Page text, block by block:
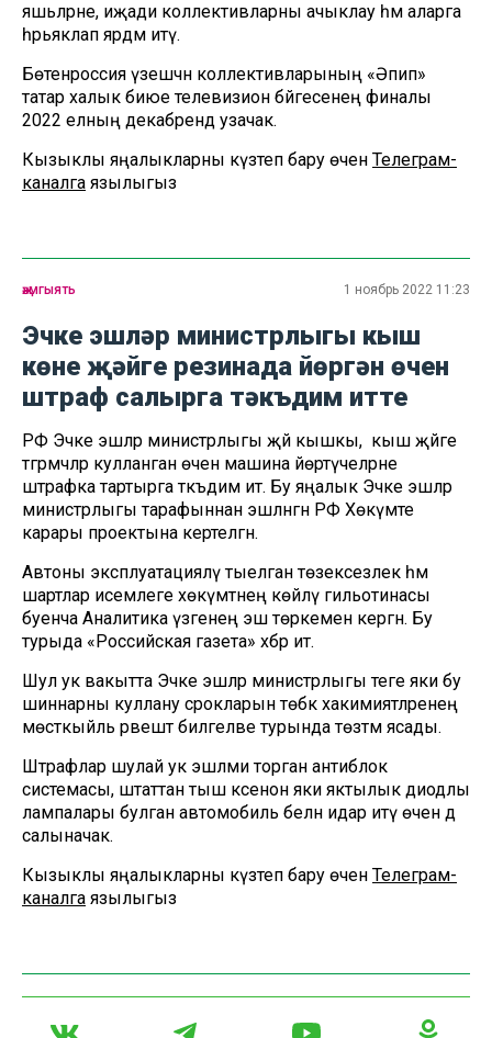
яшьләрне, иҗади коллективларны ачыклау һәм аларга
һәрьяклап ярдәм итү.
Бөтенроссия үзешчән коллективларының «Әпипә»
татар халык биюе телевизион бәйгесенең финалы
2022 елның декабрендә узачак.
Кызыклы яңалыкларны күзәтеп бару өчен Телеграм-
каналга язылыгыз
җәмгыять 1 ноябрь 2022 11:23
Эчке эшләр министрлыгы кыш
көне җәйге резинада йөргән өчен
штраф салырга тәкъдим итте
РФ Эчке эшләр министрлыгы җәй кышкы, ә кыш җәйге
тәгәрмәчләр кулланган өчен машина йөртүчеләрне
штрафка тартырга тәкъдим итә. Бу яңалык Эчке эшләр
министрлыгы тарафыннан эшләнгән РФ Хөкүмәте
карары проектына кертелгән.
Автоны эксплуатацияләү тыелган төзексезлек һәм
шартлар исемлеге хөкүмәтнең көйләү гильотинасы
буенча Аналитика үзәгенең эш төркеменә кергән. Бу
турыда «Российская газета» хәбәр итә.
Шул ук вакытта Эчке эшләр министрлыгы теге яки бу
шиннарны куллану срокларын төбәк хакимиятләренең
мөстәкыйль рәвештә билгеләве турында төзәтмә ясады.
Штрафлар шулай ук эшләми торган антиблок
системасы, штаттан тыш ксенон яки яктылык диодлы
лампалары булган автомобиль белән идарә итү өчен дә
салыначак.
Кызыклы яңалыкларны күзәтеп бару өчен Телеграм-
каналга язылыгыз